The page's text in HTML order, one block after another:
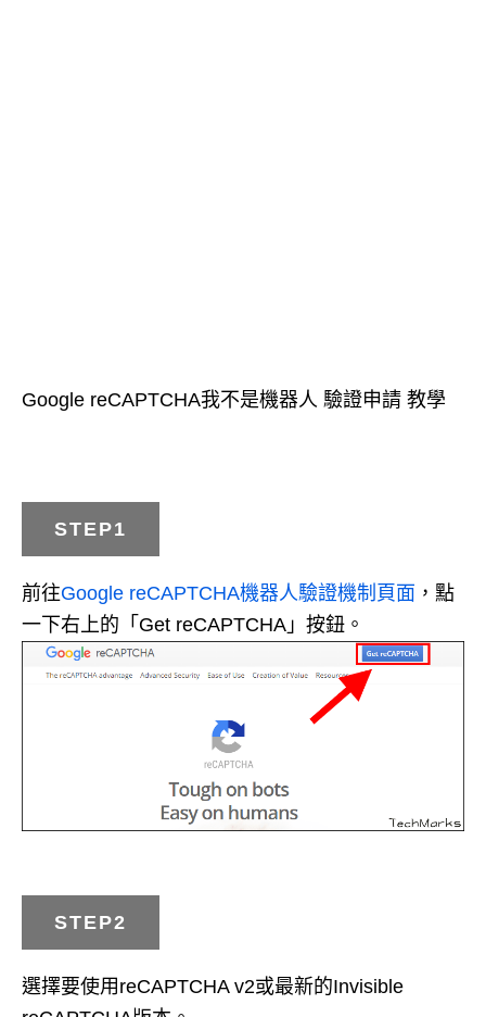
Google reCAPTCHA我不是機器人 驗證申請 教學
STEP1
前往Google reCAPTCHA機器人驗證機制頁面 ，點
一下右上的「Get reCAPTCHA」按鈕。
STEP2
選擇要使用reCAPTCHA v2或最新的Invisible